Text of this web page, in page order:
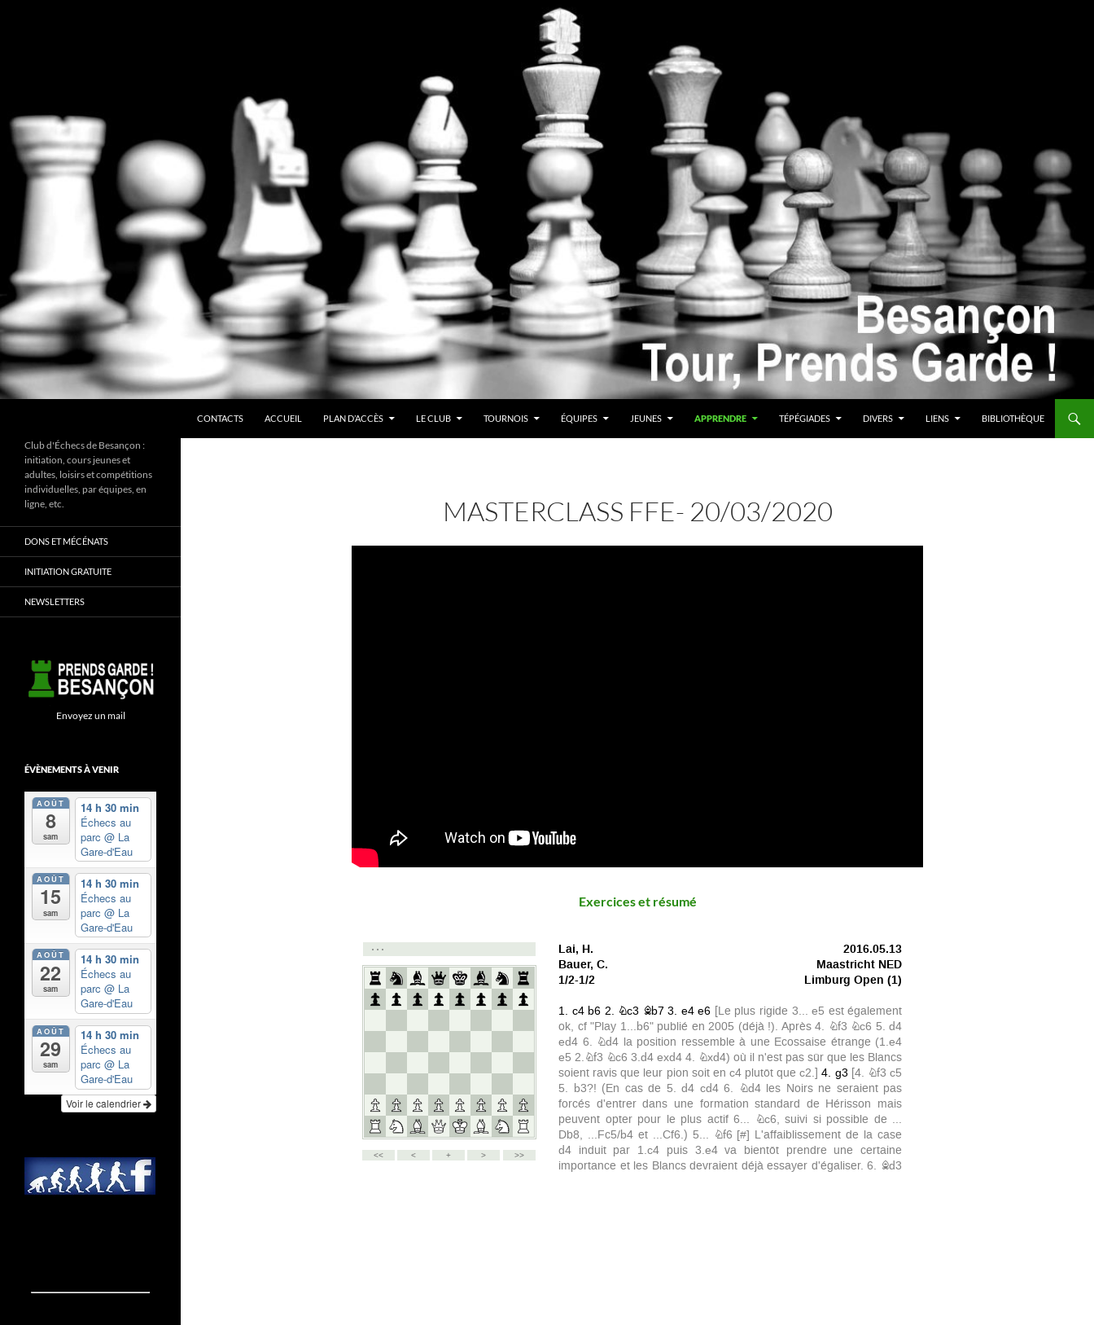
CONTACTS
ACCUEIL PLAN D’ACCÈS LE CLUB TOURNOIS ÉQUIPES JEUNES APPRENDRE TÉPÉGIADES DIVERS LIENS BIBLIOTHÈQUE
MASTERCLASS FFE- 20/03/2020
Exercices et résumé
Club d'Échecs de Besançon :
initiation, cours jeunes et
adultes, loisirs et compétitions
individuelles, par équipes, en
ligne, etc.
DONS ET MÉCÉNATS
INITIATION GRATUITE
NEWSLETTERS
Envoyez un mail
ÉVÈNEMENTS À VENIR
AOÛT
8
sam
14 h 30 min
Échecs au
parc @ La
Gare-d'Eau
AOÛT
15
sam
14 h 30 min
Échecs au
parc @ La
Gare-d'Eau
AOÛT
22
sam
14 h 30 min
Échecs au
parc @ La
Gare-d'Eau
AOÛT
29
sam
14 h 30 min
Échecs au
parc @ La
Gare-d'Eau
Voir le calendrier